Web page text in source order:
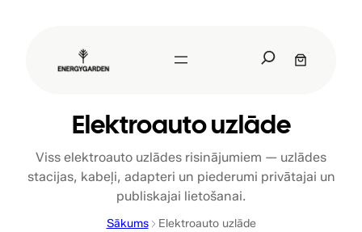
c
Elektroauto uzlāde
Viss elektroauto uzlādes risinājumiem — uzlādes
stacijas, kabeļi, adapteri un piederumi privātajai un
publiskajai lietošanai.
Sākums Elektroauto uzlāde